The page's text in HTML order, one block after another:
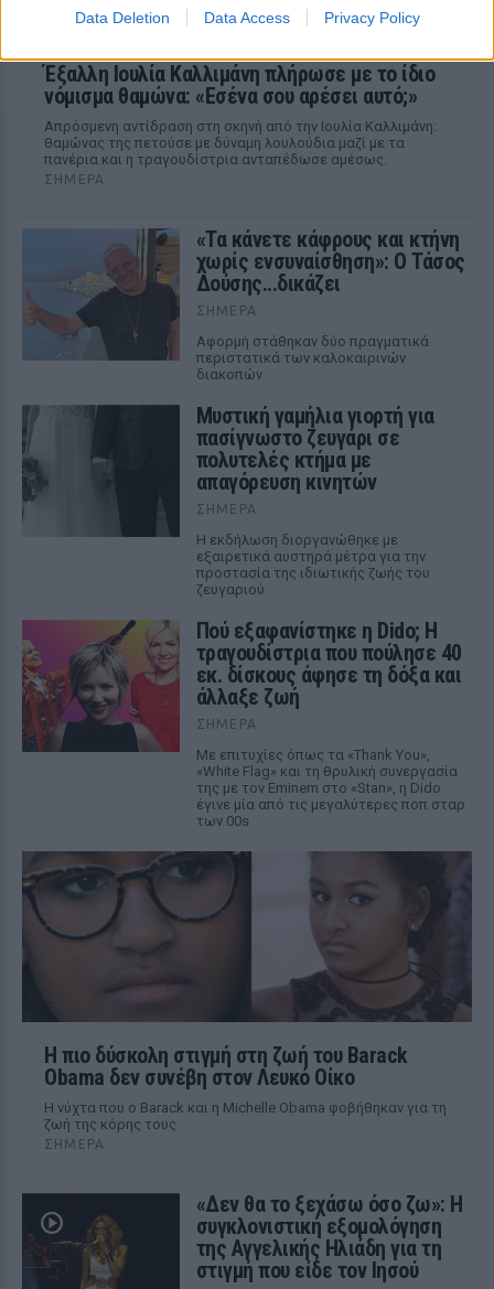
Data Deletion Data Access Privacy Policy
Έξαλλη Ιουλία Καλλιμάνη πλήρωσε με το ίδιο
νόμισμα θαμώνα: «Εσένα σου αρέσει αυτό;»
Απρόσμενη αντίδραση στη σκηνή από την Ιουλία Καλλιμάνη:
θαμώνας της πετούσε με δύναμη λουλούδια μαζί με τα
πανέρια και η τραγουδίστρια ανταπέδωσε αμέσως.
ΣΉΜΕΡΑ
«Τα κάνετε κάφρους και κτήνη
χωρίς ενσυναίσθηση»: Ο Τάσος
Δούσης...δικάζει
ΣΉΜΕΡΑ
Αφορμή στάθηκαν δύο πραγματικά
περιστατικά των καλοκαιρινών
διακοπών
Μυστική γαμήλια γιορτή για
πασίγνωστο ζευγάρι σε
πολυτελές κτήμα με
απαγόρευση κινητών
ΣΉΜΕΡΑ
Η εκδήλωση διοργανώθηκε με
εξαιρετικά αυστηρά μέτρα για την
προστασία της ιδιωτικής ζωής του
ζευγαριού
Πού εξαφανίστηκε η Dido; Η
τραγουδίστρια που πούλησε 40
εκ. δίσκους άφησε τη δόξα και
άλλαξε ζωή
ΣΉΜΕΡΑ
Με επιτυχίες όπως τα «Thank You»,
«White Flag» και τη θρυλική συνεργασία
της με τον Eminem στο «Stan», η Dido
έγινε μία από τις μεγαλύτερες ποπ σταρ
των 00s
Η πιο δύσκολη στιγμή στη ζωή του Barack
Obama δεν συνέβη στον Λευκό Οίκο
Η νύχτα που ο Barack και η Michelle Obama φοβήθηκαν για τη
ζωή της κόρης τους
ΣΉΜΕΡΑ
«Δεν θα το ξεχάσω όσο ζω»: Η
συγκλονιστική εξομολόγηση
της Αγγελικής Ηλιάδη για τη
στιγμή που είδε τον Ιησού